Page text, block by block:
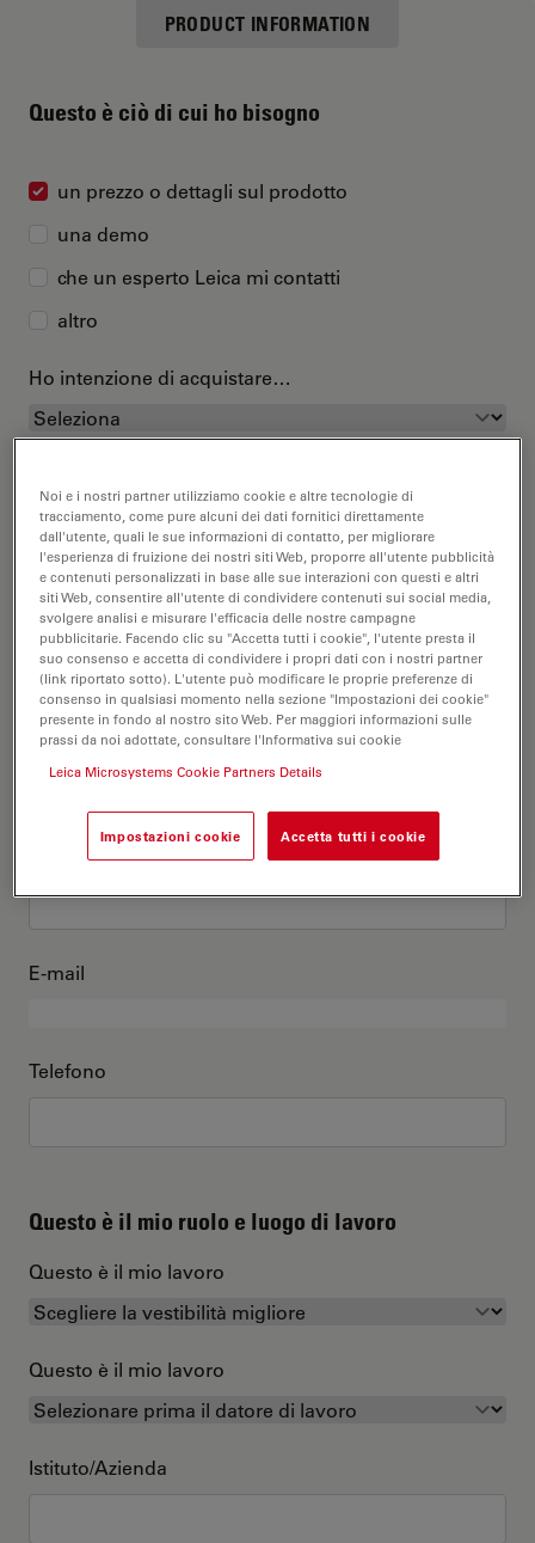
PRODUCT INFORMATION
Questo è ciò di cui ho bisogno
un prezzo o dettagli sul prodotto
una demo
che un esperto Leica mi contatti
altro
Ho intenzione di acquistare…
Questo sono io
Titolo accademico
Nome
Cognome
E-mail
Telefono
Questo è il mio ruolo e luogo di lavoro
Questo è il mio lavoro
Questo è il mio lavoro
Istituto/Azienda
Noi e i nostri partner utilizziamo cookie e altre tecnologie di
tracciamento, come pure alcuni dei dati fornitici direttamente
dall'utente, quali le sue informazioni di contatto, per migliorare
l'esperienza di fruizione dei nostri siti Web, proporre all'utente pubblicità
e contenuti personalizzati in base alle sue interazioni con questi e altri
siti Web, consentire all'utente di condividere contenuti sui social media,
svolgere analisi e misurare l'efficacia delle nostre campagne
pubblicitarie. Facendo clic su "Accetta tutti i cookie", l'utente presta il
suo consenso e accetta di condividere i propri dati con i nostri partner
(link riportato sotto). L'utente può modificare le proprie preferenze di
consenso in qualsiasi momento nella sezione "Impostazioni dei cookie"
presente in fondo al nostro sito Web. Per maggiori informazioni sulle
prassi da noi adottate, consultare l'Informativa sui cookie
Leica Microsystems Cookie Partners Details
Impostazioni cookie Accetta tutti i cookie